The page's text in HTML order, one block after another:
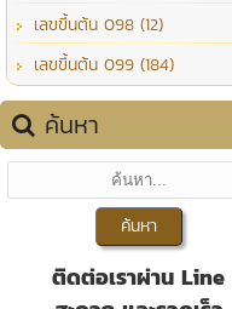
เลขขึ้นต้น 098 (12)
เลขขึ้นต้น 099 (184)
ค้นหา
ติดต่อเราผ่าน Line